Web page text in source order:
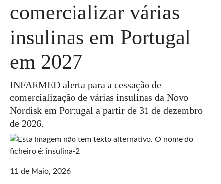
comercializar várias
insulinas em Portugal
em 2027
INFARMED alerta para a cessação de
comercialização de várias insulinas da Novo
Nordisk em Portugal a partir de 31 de dezembro
de 2026.
11 de Maio, 2026